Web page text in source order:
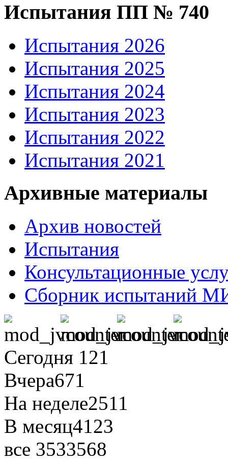
Испытания ПП № 740
Испытания 2026
Испытания 2025
Испытания 2024
Испытания 2023
Испытания 2022
Испытания 2021
Архивные материалы
Архив новостей
Испытания
Консультационные
Сборник испытаний
Сегодня 121
Вчера671
На неделе2511
В месяц4123
все 3533568